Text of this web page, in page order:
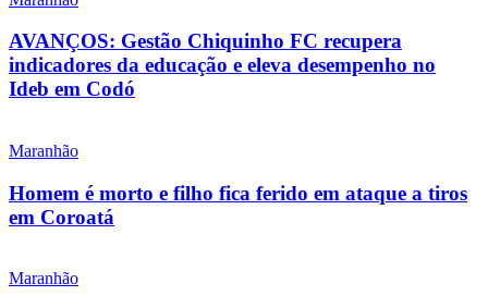
AVANÇOS: Gestão Chiquinho FC recupera
indicadores da educação e eleva desempenho no
Ideb em Codó
Maranhão
Homem é morto e filho fica ferido em ataque a tiros
em Coroatá
Maranhão